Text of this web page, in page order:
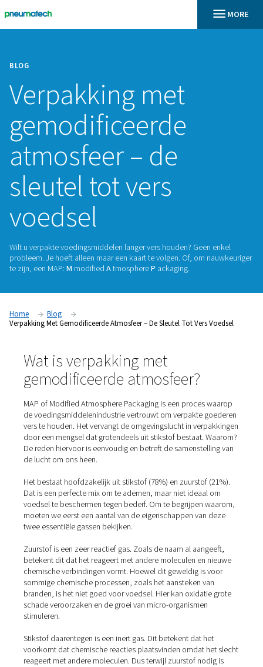
BLOG
Verpakking met
gemodificeerde
atmosfeer – de
sleutel tot vers
voedsel
Wilt u verpakte voedingsmiddelen langer vers houden?
probleem. Je hoeft alleen maar een kaart te volgen. Of, om
Home
Verpakking Met Gemodificeerde Atmosfeer – De Sleutel Tot Vers
Wat is verpakking met
gemodificeerde atmosfeer?
MAP of Modified Atmosphere Packaging is een proces
de voedingsmiddelenindustrie vertrouwt om verpakte
vers te houden. Het vervangt de omgevingslucht in
door een mengsel dat grotendeels uit stikstof bestaat.
De reden hiervoor is eenvoudig en betreft de
de lucht om ons heen.
Het bestaat hoofdzakelijk uit stikstof (78%) en zuurstof
Dat is een perfecte mix om te ademen, maar niet
moeten we eerst een aantal van de eigenschappen van
twee essentiële gassen bekijken.